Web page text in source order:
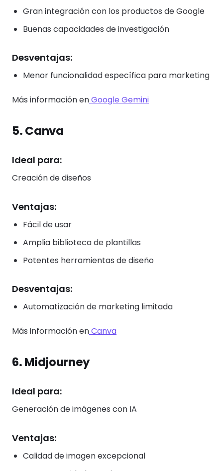
Gran integración con los productos de Google
Buenas capacidades de investigación
Desventajas:
Menor funcionalidad específica para marketing
Más información enGoogle Gemini
5. Canva
Ideal para:
Creación de diseños
Ventajas:
Fácil de usar
Amplia biblioteca de plantillas
Potentes herramientas de diseño
Desventajas:
Automatización de marketing limitada
Más información enCanva
6. Midjourney
Ideal para:
Generación de imágenes con IA
Ventajas:
Calidad de imagen excepcional